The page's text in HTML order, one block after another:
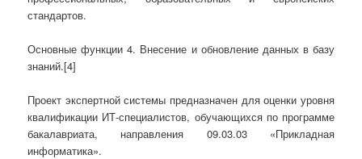
стандартов.
Основные функции 4. Внесение и обновление данных в базу
знаний.[4]
Проект экспертной системы предназначен для оценки уровня
квалификации ИТ-специалистов, обучающихся по программе
бакалавриата, направления 09.03.03 «Прикладная
информатика».